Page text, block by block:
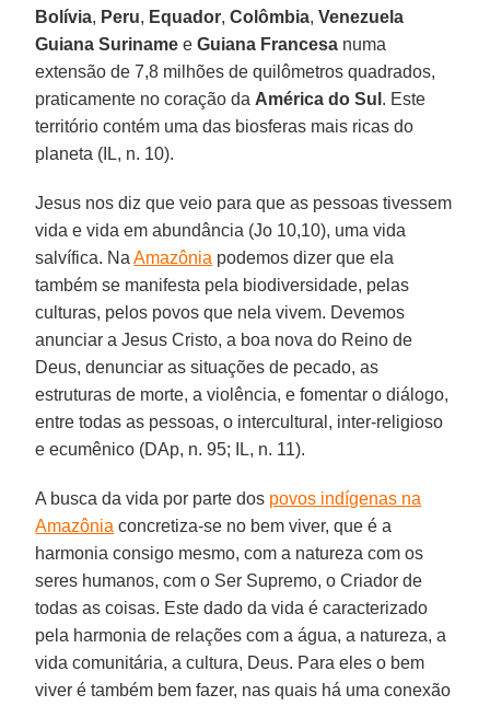
Bolívia, Peru, Equador,Colômbia,Venezuela
Guiana Suriname eGuiana Francesa numa
extensão de 7,8 milhões de quilômetros quadrados,
praticamente no coração da América do Sul . Este
território contém uma das biosferas mais ricas do
planeta (IL, n. 10).
Jesus nos diz que veio para que as pessoas tivessem
vida e vida em abundância (Jo 10,10), uma vida
salvífica. NaAmazônia podemos dizer que ela
também se manifesta pela biodiversidade, pelas
culturas, pelos povos que nela vivem. Devemos
anunciar a Jesus Cristo, a boa nova do Reino de
Deus, denunciar as situações de pecado, as
estruturas de morte, a violência, e fomentar o diálogo,
entre todas as pessoas, o intercultural, inter-religioso
e ecumênico (DAp, n. 95; IL, n. 11).
A busca da vida por parte dos povos indígenas na
Amazônia concretiza-se no bem viver, que é a
harmonia consigo mesmo, com a natureza com os
seres humanos, com o Ser Supremo, o Criador de
todas as coisas. Este dado da vida é caracterizado
pela harmonia de relações com a água, a natureza, a
vida comunitária, a cultura, Deus. Para eles o bem
viver é também bem fazer, nas quais há uma conexão